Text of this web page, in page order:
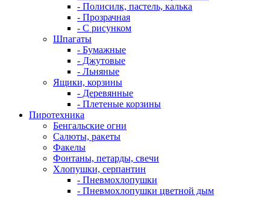
- Полисилк, пастель, калька
- Прозрачная
- С рисунком
Шпагаты
- Бумажные
- Джутовые
- Льняные
Ящики, корзины
- Деревянные
- Плетеные корзины
Пиротехника
Бенгальские огни
Салюты, ракеты
Факелы
Фонтаны, петарды, свечи
Хлопушки, серпантин
- Пневмохлопушки
- Пневмохлопушки цветной дым